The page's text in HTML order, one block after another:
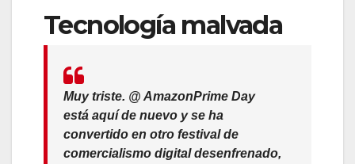
Tecnología malvada
Muy triste. @ AmazonPrime Day
está aquí de nuevo y se ha
convertido en otro festival de
comercialismo digital desenfrenado,